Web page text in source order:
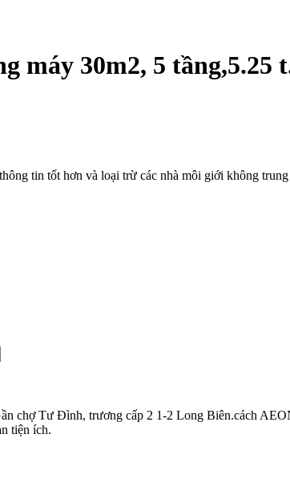
máy 30m2, 5
tin tốt hơn và loại trừ các nhà môi giới không
chợ Tư Đình, trương cấp 2 1-2 Long Biên.cách
tiện ích.